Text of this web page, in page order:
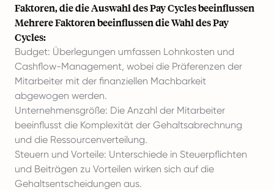
Faktoren, die die Auswahl des Pay Cycles beeinflussen
Mehrere Faktoren beeinflussen die Wahl des Pay
Cycles:
Budget: Überlegungen umfassen Lohnkosten und
Cashflow-Management, wobei die Präferenzen der
Mitarbeiter mit der finanziellen Machbarkeit
abgewogen werden.
Unternehmensgröße: Die Anzahl der Mitarbeiter
beeinflusst die Komplexität der Gehaltsabrechnung
und die Ressourcenverteilung.
Steuern und Vorteile: Unterschiede in Steuerpflichten
und Beiträgen zu Vorteilen wirken sich auf die
Gehaltsentscheidungen aus.